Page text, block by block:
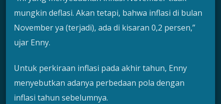
mungkin deflasi. Akan tetapi, bahwa inflasi di bulan
November ya (terjadi), ada di kisaran 0,2 persen,”
ujar Enny.
Untuk perkiraan inflasi pada akhir tahun, Enny
menyebutkan adanya perbedaan pola dengan
inflasi tahun sebelumnya.